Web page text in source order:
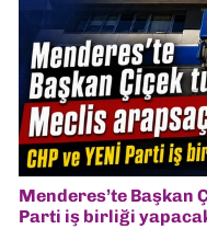
Menderes’te Başkan
Parti iş birliği